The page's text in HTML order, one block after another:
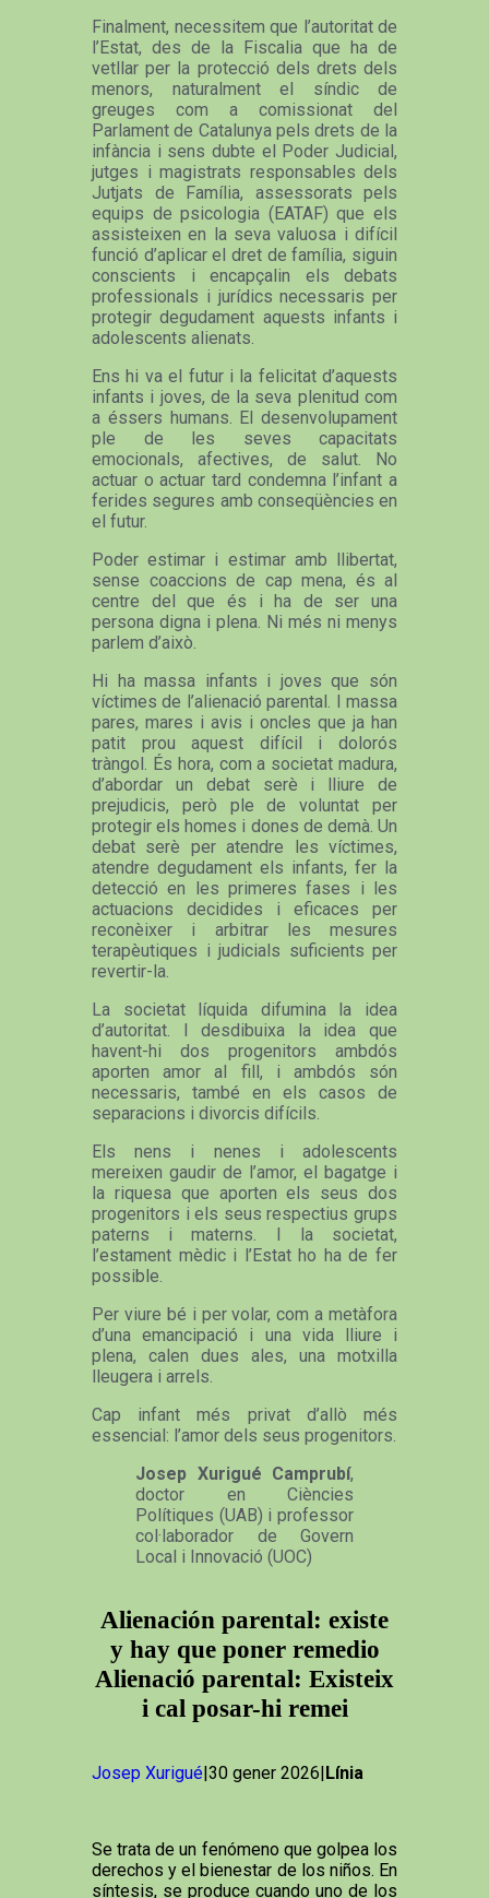
Finalment, necessitem que l’autoritat de
l’Estat, des de la Fiscalia que ha de
vetllar per la protecció dels drets dels
menors, naturalment el síndic de
greuges com a comissionat del
Parlament de Catalunya pels drets de la
infància i sens dubte el Poder Judicial,
jutges i magistrats responsables dels
Jutjats de Família, assessorats pels
equips de psicologia (EATAF) que els
assisteixen en la seva valuosa i difícil
funció d’aplicar el dret de família, siguin
conscients i encapçalin els debats
professionals i jurídics necessaris per
protegir degudament aquests infants i
adolescents alienats.
Ens hi va el futur i la felicitat d’aquests
infants i joves, de la seva plenitud com
a éssers humans. El desenvolupament
ple de les seves capacitats
emocionals, afectives, de salut. No
actuar o actuar tard condemna l’infant a
ferides segures amb conseqüències en
el futur.
Poder estimar i estimar amb llibertat,
sense coaccions de cap mena, és al
centre del que és i ha de ser una
persona digna i plena. Ni més ni menys
parlem d’això.
Hi ha massa infants i joves que són
víctimes de l’alienació parental. I massa
pares, mares i avis i oncles que ja han
patit prou aquest difícil i dolorós
tràngol. És hora, com a societat madura,
d’abordar un debat serè i lliure de
prejudicis, però ple de voluntat per
protegir els homes i dones de demà. Un
debat serè per atendre les víctimes,
atendre degudament els infants, fer la
detecció en les primeres fases i les
actuacions decidides i eficaces per
reconèixer i arbitrar les mesures
terapèutiques i judicials suficients per
revertir-la.
La societat líquida difumina la idea
d’autoritat. I desdibuixa la idea que
havent-hi dos progenitors ambdós
aporten amor al fill, i ambdós són
necessaris, també en els casos de
separacions i divorcis difícils.
Els nens i nenes i adolescents
mereixen gaudir de l’amor, el bagatge i
la riquesa que aporten els seus dos
progenitors i els seus respectius grups
paterns i materns. I la societat,
l’estament mèdic i l’Estat ho ha de fer
possible.
Per viure bé i per volar, com a metàfora
d’una emancipació i una vida lliure i
plena, calen dues ales, una motxilla
lleugera i arrels.
Cap infant més privat d’allò més
essencial: l’amor dels seus progenitors.
Josep Xurigué Camprubí,
doctor en Ciències
Polítiques (UAB) i professor
col·laborador de Govern
Local i Innovació (UOC)
Alienación parental: existe
y hay que poner remedio
Alienació parental: Existeix
i cal posar-hi remei
Josep Xurigué|30 gener 2026|Línia
Se trata de un fenómeno que golpea los
derechos y el bienestar de los niños. En
síntesis, se produce cuando uno de los